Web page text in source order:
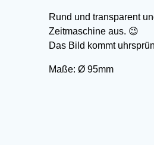
Rund und transparent
Zeitmaschine aus. 😉
Das Bild kommt
Maße: Ø 95mm